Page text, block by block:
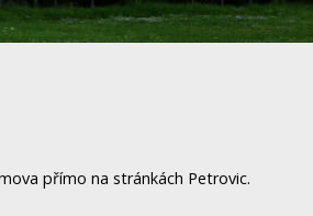
přímo na stránkách Petrovic.